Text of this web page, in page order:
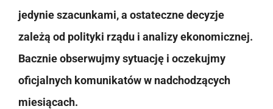
jedynie szacunkami, a ostateczne decyzje
zależą od polityki rządu i analizy ekonomicznej.
Bacznie obserwujmy sytuację i oczekujmy
oficjalnych komunikatów w nadchodzących
miesiącach.